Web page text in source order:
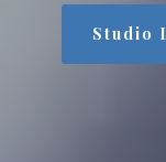
Studio